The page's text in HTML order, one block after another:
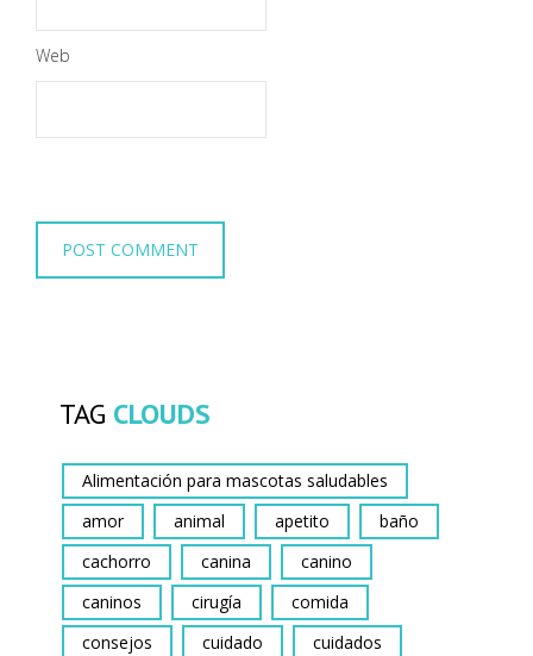
Web
TAG CLOUDS
Alimentación para mascotas saludables
amor
animal apetito
baño
cachorro
canina
canino
caninos
cirugía
comida
consejos
cuidado
cuidados